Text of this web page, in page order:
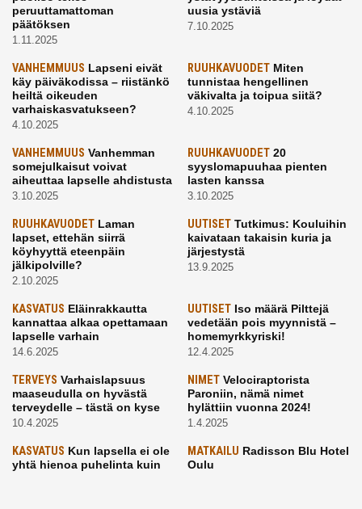
peruuttamattoman
päätöksen
1.11.2025
uusia ystäviä
7.10.2025
VANHEMMUUS Lapseni eivät
käy päiväkodissa – riistänkö
heiltä oikeuden
varhaiskasvatukseen?
4.10.2025
RUUHKAVUODETMiten
tunnistaa hengellinen
väkivalta ja toipua siitä?
4.10.2025
VANHEMMUUS Vanhemman
somejulkaisut voivat
aiheuttaa lapselle ahdistusta
3.10.2025
RUUHKAVUODET20
syyslomapuuhaa pienten
lasten kanssa
3.10.2025
RUUHKAVUODET Laman
lapset, ettehän siirrä
köyhyyttä eteenpäin
jälkipolville?
2.10.2025
UUTISETTutkimus: Kouluihin
kaivataan takaisin kuria ja
järjestystä
13.9.2025
KASVATUS Eläinrakkautta
kannattaa alkaa opettamaan
lapselle varhain
14.6.2025
UUTISETIso määrä Pilttejä
vedetään pois myynnistä –
homemyrkkyriski!
12.4.2025
TERVEYS Varhaislapsuus
maaseudulla on hyvästä
terveydelle – tästä on kyse
10.4.2025
NIMETVelociraptorista
Paroniin, nämä nimet
hylättiin vuonna 2024!
1.4.2025
KASVATUS Kun lapsella ei ole
yhtä hienoa puhelinta kuin
MATKAILU Radisson Blu Hotel
Oulu